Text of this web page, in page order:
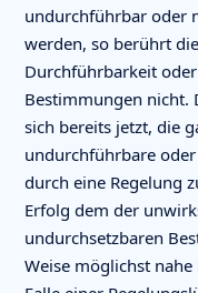
undurchführbar oder
werden, so berührt
Durchführbarkeit
Bestimmungen nicht.
sich bereits jetzt, die
undurchführbare
durch eine Regelung
Erfolg dem der
undurchsetzbaren
Weise möglichst